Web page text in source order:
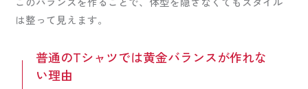
は整って見えます。
普通のTシャツでは黄金バランスが作れな
い理由